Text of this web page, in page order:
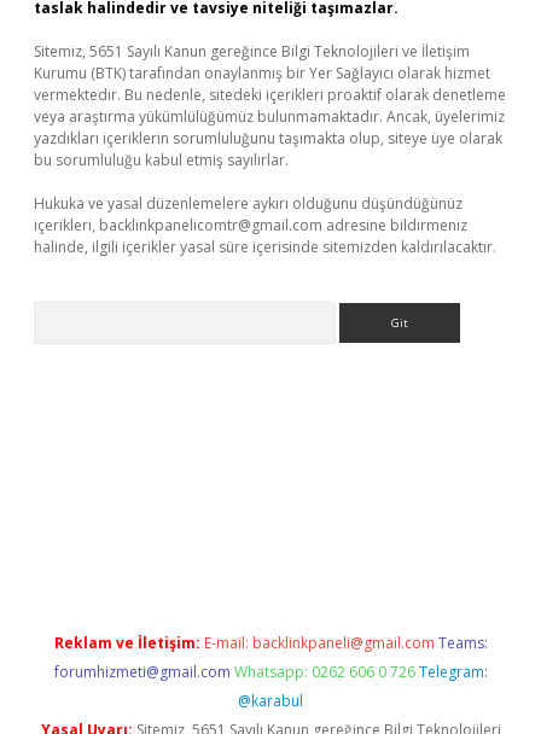
taslak halindedir ve tavsiye niteliği taşımazlar.
Sitemiz, 5651 Sayılı Kanun gereğince Bilgi Teknolojileri ve İletişim
Kurumu (BTK) tarafından onaylanmış bir Yer Sağlayıcı olarak hizmet
vermektedir. Bu nedenle, sitedeki içerikleri proaktif olarak denetleme
veya araştırma yükümlülüğümüz bulunmamaktadır. Ancak, üyelerimiz
yazdıkları içeriklerin sorumluluğunu taşımakta olup, siteye üye olarak
bu sorumluluğu kabul etmiş sayılırlar.
Hukuka ve yasal düzenlemelere aykırı olduğunu düşündüğünüz
içerikleri, backlinkpanelicomtr@gmail.com adresine bildirmeniz
halinde, ilgili içerikler yasal süre içerisinde sitemizden kaldırılacaktır.
Reklam ve İletişim: E-mail: backlinkpaneli@gmail.com Teams:
forumhizmeti@gmail.com Whatsapp: 0262 606 0 726 Telegram:
@karabul
Yasal Uyarı: Sitemiz, 5651 Sayılı Kanun gereğince Bilgi Teknolojileri